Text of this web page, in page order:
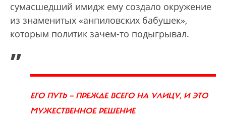
сумасшедший имидж ему создало окружение
из знаменитых «анпиловских бабушек»,
которым политик зачем-то подыгрывал.
„
ЕГО ПУТЬ — ПРЕЖДЕ ВСЕГО НА УЛИЦУ, И ЭТО
МУЖЕСТВЕННОЕ РЕШЕНИЕ